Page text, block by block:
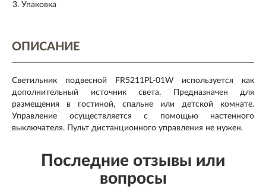
Упаковка
ОПИСАНИЕ
Светильник подвесной FR5211PL-01W используется как
дополнительный источник света. Предназначен для
размещения в гостиной, спальне или детской комнате.
Управление осуществляется с помощью настенного
выключателя. Пульт дистанционного управления не нужен.
Последние отзывы или
вопросы